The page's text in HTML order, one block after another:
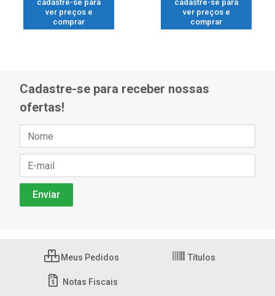
cadastre-se para
ver preços e
comprar
cadastre-se para
ver preços e
comprar
Cadastre-se para receber nossas
ofertas!
Meus Pedidos Títulos
Notas Fiscais